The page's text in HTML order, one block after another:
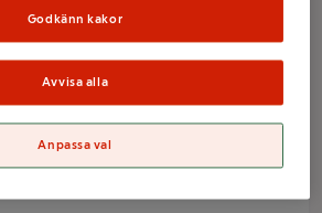
Giraff 53cm
Lumps
Godkänn kakor
Avvisa alla
Anpassa val